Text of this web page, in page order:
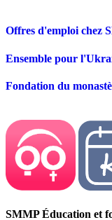
Offres d'emploi chez
Ensemble pour
Fondation du
SMMP Éducation et